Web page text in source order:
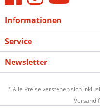
Informationen
Service
Newsletter
* Alle Preise verstehen sich
Versand